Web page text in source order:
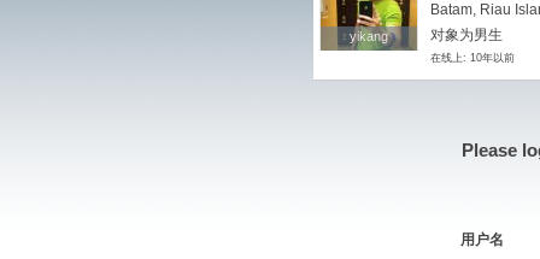
yikang
yikang
Batam, Riau
对象为男生
在线上: 10年以前
Please
用户名